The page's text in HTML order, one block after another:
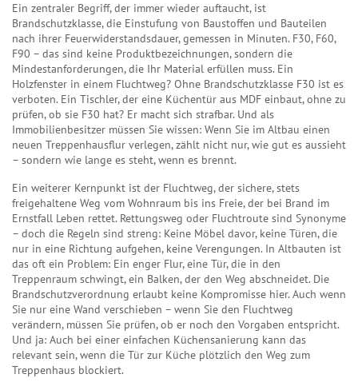
Ein zentraler Begriff, der immer wieder auftaucht, ist
Brandschutzklasse,die Einstufung von Baustoffen und Bauteilen
nach ihrer Feuerwiderstandsdauer, gemessen in Minuten. F30, F60,
F90 – das sind keine Produktbezeichnungen, sondern die
Mindestanforderungen, die Ihr Material erfüllen muss. Ein
Holzfenster in einem Fluchtweg? Ohne Brandschutzklasse F30 ist es
verboten. Ein Tischler, der eine Küchentür aus MDF einbaut, ohne zu
prüfen, ob sie F30 hat? Er macht sich strafbar. Und als
Immobilienbesitzer müssen Sie wissen: Wenn Sie im Altbau einen
neuen Treppenhausflur verlegen, zählt nicht nur, wie gut es aussieht
– sondern wie lange es steht, wenn es brennt.
Ein weiterer Kernpunkt ist der Fluchtweg,der sichere, stets
freigehaltene Weg vom Wohnraum bis ins Freie, der bei Brand im
Ernstfall Leben rettet. Rettungsweg oder Fluchtroute sind Synonyme
– doch die Regeln sind streng: Keine Möbel davor, keine Türen, die
nur in eine Richtung aufgehen, keine Verengungen. In Altbauten ist
das oft ein Problem: Ein enger Flur, eine Tür, die in den
Treppenraum schwingt, ein Balken, der den Weg abschneidet. Die
Brandschutzverordnung erlaubt keine Kompromisse hier. Auch wenn
Sie nur eine Wand verschieben – wenn Sie den Fluchtweg
verändern, müssen Sie prüfen, ob er noch den Vorgaben entspricht.
Und ja: Auch bei einer einfachen Küchensanierung kann das
relevant sein, wenn die Tür zur Küche plötzlich den Weg zum
Treppenhaus blockiert.